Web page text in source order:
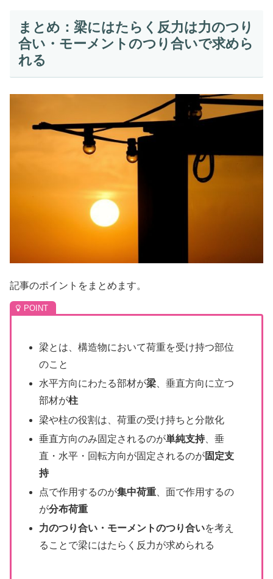
まとめ：梁にはたらく反力は力のつり
合い・モーメントのつり合いで求めら
れる
記事のポイントをまとめます。
梁とは、構造物において荷重を受け持つ部位
のこと
水平方向にわたる部材が梁 、垂直方向に立つ
部材が柱
梁や柱の役割は、荷重の受け持ちと分散化
垂直方向のみ固定されるのが単純支持、垂
直・水平・回転方向が固定されるのが固定支
持
点で作用するのが集中荷重 、面で作用するの
が分布荷重
力のつり合い・モーメントのつり合いを考え
ることで梁にはたらく反力が求められる